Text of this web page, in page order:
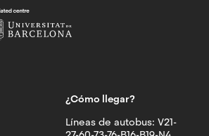
¿Cómo llegar?
Líneas de autobus: V21-